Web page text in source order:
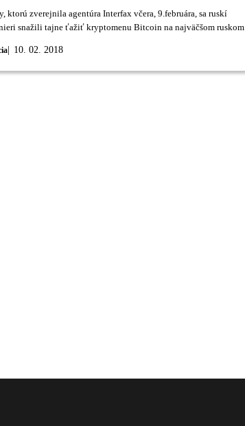
10. 02. 2018
ktorú zverejnila agentúra Interfax včera, 9.februára, sa ruskí
snažili tajne ťažiť kryptomenu Bitcoin na najväčšom ruskom